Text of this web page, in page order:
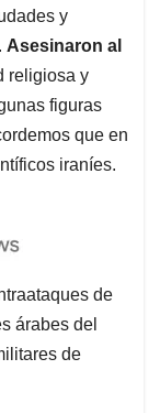
y
Asesinaron al
religiosa y
figuras
que en
iraníes.
de
árabes del
de